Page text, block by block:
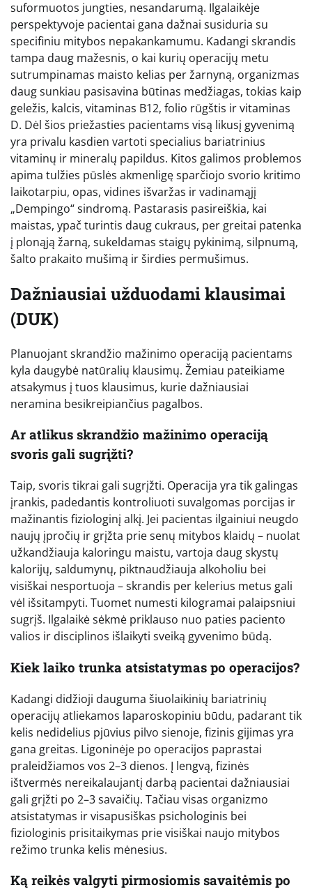
suformuotos jungties, nesandarumą. Ilgalaikėje
perspektyvoje pacientai gana dažnai susiduria su
specifiniu mitybos nepakankamumu. Kadangi skrandis
tampa daug mažesnis, o kai kurių operacijų metu
sutrumpinamas maisto kelias per žarnyną, organizmas
daug sunkiau pasisavina būtinas medžiagas, tokias kaip
geležis, kalcis, vitaminas B12, folio rūgštis ir vitaminas
D. Dėl šios priežasties pacientams visą likusį gyvenimą
yra privalu kasdien vartoti specialius bariatrinius
vitaminų ir mineralų papildus. Kitos galimos problemos
apima tulžies pūslės akmenligę sparčiojo svorio kritimo
laikotarpiu, opas, vidines išvaržas ir vadinamąjį
„Dempingo“ sindromą. Pastarasis pasireiškia, kai
maistas, ypač turintis daug cukraus, per greitai patenka
į plonąją žarną, sukeldamas staigų pykinimą, silpnumą,
šalto prakaito mušimą ir širdies permušimus.
Dažniausiai užduodami klausimai
(DUK)
Planuojant skrandžio mažinimo operaciją pacientams
kyla daugybė natūralių klausimų. Žemiau pateikiame
atsakymus į tuos klausimus, kurie dažniausiai
neramina besikreipiančius pagalbos.
Ar atlikus skrandžio mažinimo operaciją
svoris gali sugrįžti?
Taip, svoris tikrai gali sugrįžti. Operacija yra tik galingas
įrankis, padedantis kontroliuoti suvalgomas porcijas ir
mažinantis fiziologinį alkį. Jei pacientas ilgainiui neugdo
naujų įpročių ir grįžta prie senų mitybos klaidų – nuolat
užkandžiauja kaloringu maistu, vartoja daug skystų
kalorijų, saldumynų, piktnaudžiauja alkoholiu bei
visiškai nesportuoja – skrandis per kelerius metus gali
vėl išsitampyti. Tuomet numesti kilogramai palaipsniui
sugrįš. Ilgalaikė sėkmė priklauso nuo paties paciento
valios ir disciplinos išlaikyti sveiką gyvenimo būdą.
Kiek laiko trunka atsistatymas po operacijos?
Kadangi didžioji dauguma šiuolaikinių bariatrinių
operacijų atliekamos laparoskopiniu būdu, padarant tik
kelis nedidelius pjūvius pilvo sienoje, fizinis gijimas yra
gana greitas. Ligoninėje po operacijos paprastai
praleidžiamos vos 2–3 dienos. Į lengvą, fizinės
ištvermės nereikalaujantį darbą pacientai dažniausiai
gali grįžti po 2–3 savaičių. Tačiau visas organizmo
atsistatymas ir visapusiškas psichologinis bei
fiziologinis prisitaikymas prie visiškai naujo mitybos
režimo trunka kelis mėnesius.
Ką reikės valgyti pirmosiomis savaitėmis po